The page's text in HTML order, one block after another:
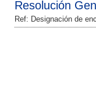
Resolución
Ref: Designación de